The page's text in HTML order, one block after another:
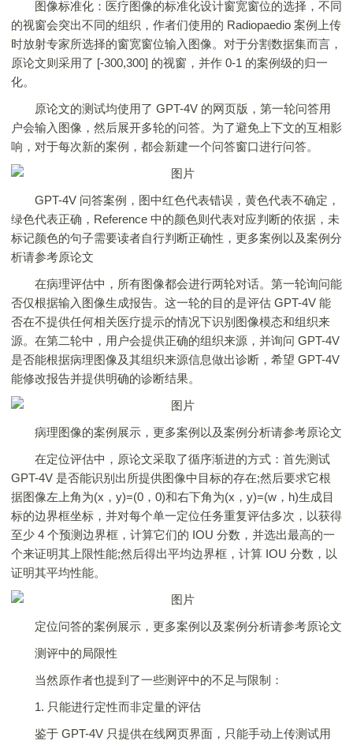
图像标准化：医疗图像的标准化设计窗宽窗位的选择，不同
的视窗会突出不同的组织，作者们使用的 Radiopaedio 案例上传
时放射专家所选择的窗宽窗位输入图像。对于分割数据集而言，
原论文则采用了 [-300,300] 的视窗，并作 0-1 的案例级的归一
化。
原论文的测试均使用了 GPT-4V 的网页版，第一轮问答用
户会输入图像，然后展开多轮的问答。为了避免上下文的互相影
响，对于每次新的案例，都会新建一个问答窗口进行问答。
GPT-4V 问答案例，图中红色代表错误，黄色代表不确定，
绿色代表正确，Reference 中的颜色则代表对应判断的依据，未
标记颜色的句子需要读者自行判断正确性，更多案例以及案例分
析请参考原论文
在病理评估中，所有图像都会进行两轮对话。第一轮询问能
否仅根据输入图像生成报告。这一轮的目的是评估 GPT-4V 能
否在不提供任何相关医疗提示的情况下识别图像模态和组织来
源。在第二轮中，用户会提供正确的组织来源，并询问 GPT-4V
是否能根据病理图像及其组织来源信息做出诊断，希望 GPT-4V
能修改报告并提供明确的诊断结果。
病理图像的案例展示，更多案例以及案例分析请参考原论文
在定位评估中，原论文采取了循序渐进的方式：首先测试
GPT-4V 是否能识别出所提供图像中目标的存在;然后要求它根
据图像左上角为(x，y)=(0，0)和右下角为(x，y)=(w，h)生成目
标的边界框坐标，并对每个单一定位任务重复评估多次，以获得
至少 4 个预测边界框，计算它们的 IOU 分数，并选出最高的一
个来证明其上限性能;然后得出平均边界框，计算 IOU 分数，以
证明其平均性能。
定位问答的案例展示，更多案例以及案例分析请参考原论文
测评中的局限性
当然原作者也提到了一些测评中的不足与限制：
1. 只能进行定性而非定量的评估
鉴于 GPT-4V 只提供在线网页界面，只能手动上传测试用